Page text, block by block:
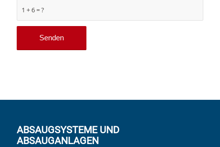
1 + 6 = ?
ABSAUGSYSTEME UND
ABSAUGANLAGEN